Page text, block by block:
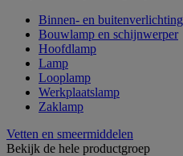
Binnen- en buitenverlichting
Bouwlamp en schijnwerper
Hoofdlamp
Lamp
Looplamp
Werkplaatslamp
Zaklamp
Vetten en smeermiddelen
Bekijk de hele productgroep